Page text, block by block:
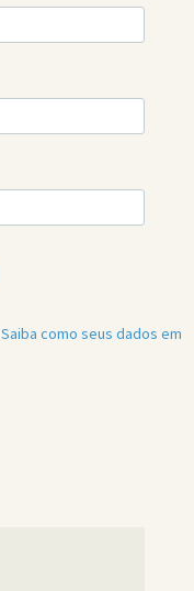
Saiba como seus dados em